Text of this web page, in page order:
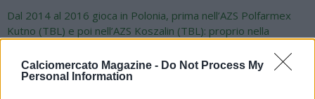
Calciomercato Magazine - Do Not Process My
Personal Information
Dal 2014 al 2016 gioca in Polonia, prima nell’AZS Polfarmex
Kutno (TBL) e poi nell’AZS Koszalin (TBL): proprio nella
colleziona 14.4 punti, 6.5 rimbalzi e 1.5 di media a partita; nel
marzo del 2016 approda nella Liga Endesa (massima